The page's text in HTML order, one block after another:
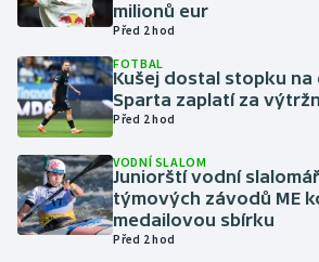
Judo
Krasobruslení
Lezení
Lyže a snowboard
Moderní pětiboj
milionů eur
Před 2 hod
FOTBAL
Kušej dostal stopku na
Sparta zaplatí za
Před 2 hod
VODNÍ SLALOM
Juniorští vodní
týmových závodů ME
medailovou sbírku
Před 2 hod